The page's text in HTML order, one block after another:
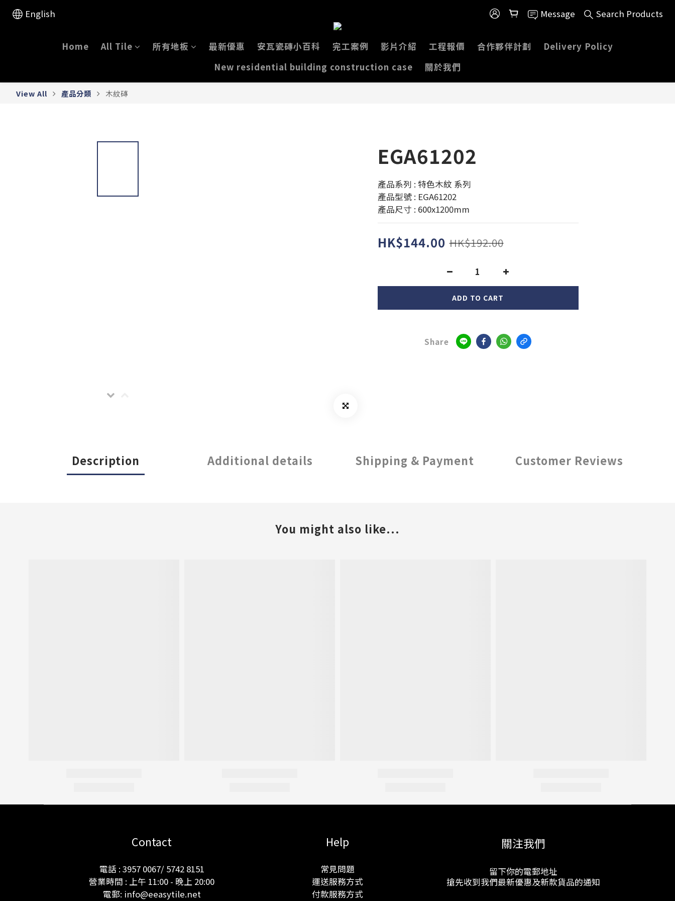
English Message Search Products
Home All Tile 所有地板 最新優惠 安瓦瓷磚小百科 完工案例 影片介紹 工程報價 合作夥伴計劃
Delivery Policy
New residential building construction case
關於我們
View All 產品分類 木紋磚
EGA61202
產品系列 : 特色木紋 系列
產品型號 : EGA61202
產品尺寸 : 600x1200mm
HK$144.00 HK$192.00
ADD TO CART
Share
Description Additional details Shipping & Payment Customer Reviews
You might also like...
Contact
電話 : 3957 0067/ 5742 8151
營業時間 : 上午 11:00 - 晚上 20:00
電郵: info@eeasytile.net
Help
常見問題
運送服務方式
付款服務方式
關注我們
留下你的電郵地址
搶先收到我們最新優惠及新款貨品的通知